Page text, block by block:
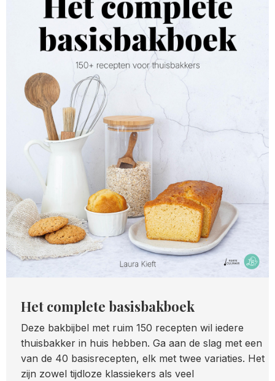
Het complete basisbakboek
Deze bakbijbel met ruim 150 recepten wil iedere
thuisbakker in huis hebben. Ga aan de slag met een
van de 40 basisrecepten, elk met twee variaties. Het
zijn zowel tijdloze klassiekers als veel